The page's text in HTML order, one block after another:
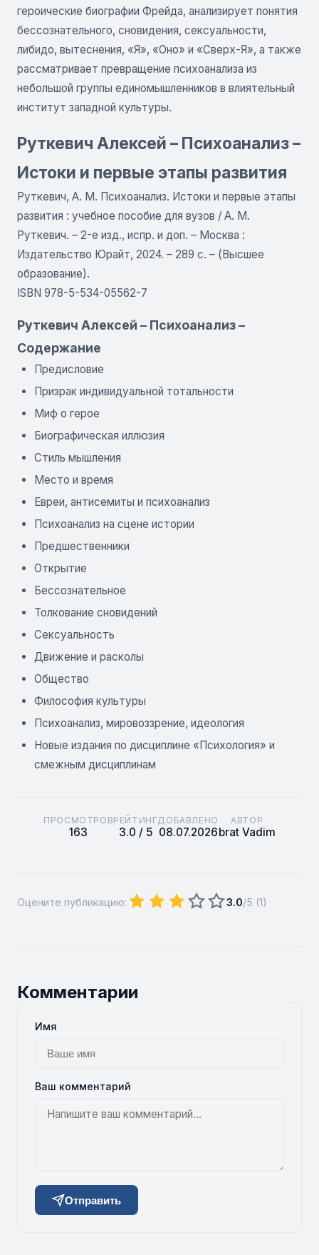
героические биографии Фрейда, анализирует понятия
бессознательного, сновидения, сексуальности,
либидо, вытеснения, «Я», «Оно» и «Сверх-Я», а также
рассматривает превращение психоанализа из
небольшой группы единомышленников в влиятельный
институт западной культуры.
Руткевич Алексей – Психоанализ –
Истоки и первые этапы развития
Руткевич, А. М. Психоанализ. Истоки и первые этапы
развития : учебное пособие для вузов / А. М.
Руткевич. – 2-е изд., испр. и доп. – Москва :
Издательство Юрайт, 2024. – 289 с. – (Высшее
образование).
ISBN 978-5-534-05562-7
Руткевич Алексей – Психоанализ –
Содержание
Предисловие
Призрак индивидуальной тотальности
Миф о герое
Биографическая иллюзия
Стиль мышления
Место и время
Евреи, антисемиты и психоанализ
Психоанализ на сцене истории
Предшественники
Открытие
Бессознательное
Толкование сновидений
Сексуальность
Движение и расколы
Общество
Философия культуры
Психоанализ, мировоззрение, идеология
Новые издания по дисциплине «Психология» и
смежным дисциплинам
ПРОСМОТРОВ
163
РЕЙТИНГ
3.0 / 5
ДОБАВЛЕНО
08.07.2026
АВТОР
brat Vadim
Оцените публикацию: 3.0/5 (1)
Комментарии
Имя
Ваш комментарий
Отправить